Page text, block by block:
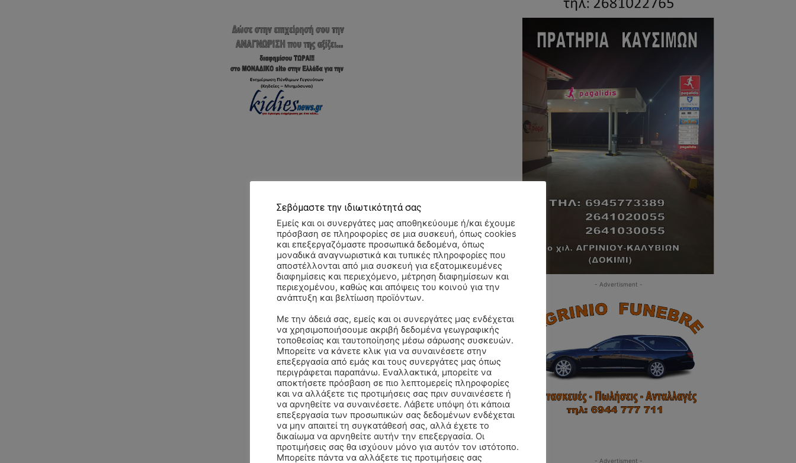
- Advertisment -
- Advertisment -
Σεβόμαστε την ιδιωτικότητά σας
Εμείς και οι συνεργάτες μας αποθηκεύουμε ή/και έχουμε
πρόσβαση σε πληροφορίες σε μια συσκευή, όπως cookies
και επεξεργαζόμαστε προσωπικά δεδομένα, όπως
μοναδικά αναγνωριστικά και τυπικές πληροφορίες που
αποστέλλονται από μια συσκευή για εξατομικευμένες
διαφημίσεις και περιεχόμενο, μέτρηση διαφημίσεων και
περιεχομένου, καθώς και απόψεις του κοινού για την
ανάπτυξη και βελτίωση προϊόντων.
Με την άδειά σας, εμείς και οι συνεργάτες μας ενδέχεται
να χρησιμοποιήσουμε ακριβή δεδομένα γεωγραφικής
τοποθεσίας και ταυτοποίησης μέσω σάρωσης συσκευών.
Μπορείτε να κάνετε κλικ για να συναινέσετε στην
επεξεργασία από εμάς και τους συνεργάτες μας όπως
περιγράφεται παραπάνω. Εναλλακτικά, μπορείτε να
αποκτήσετε πρόσβαση σε πιο λεπτομερείς πληροφορίες
και να αλλάξετε τις προτιμήσεις σας πριν συναινέσετε ή
να αρνηθείτε να συναινέσετε. Λάβετε υπόψη ότι κάποια
επεξεργασία των προσωπικών σας δεδομένων ενδέχεται
να μην απαιτεί τη συγκατάθεσή σας, αλλά έχετε το
δικαίωμα να αρνηθείτε αυτήν την επεξεργασία. Οι
προτιμήσεις σας θα ισχύουν μόνο για αυτόν τον ιστότοπο.
Μπορείτε πάντα να αλλάξετε τις προτιμήσεις σας